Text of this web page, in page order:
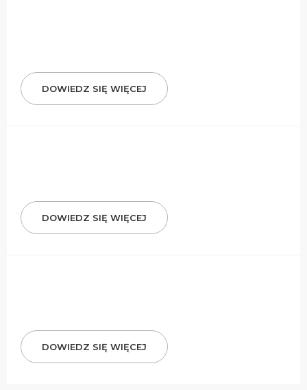
DOWIEDZ SIĘ WIĘCEJ
DOWIEDZ SIĘ WIĘCEJ
DOWIEDZ SIĘ WIĘCEJ